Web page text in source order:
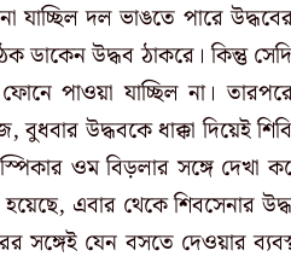
যাচ্ছিল দল ভাঙতে পারে
ডাকেন উদ্ধব ঠাকরে। কিন্তু
পাওয়া যাচ্ছিল না।
উদ্ধবকে ধাক্কা দিয়েই
ওম বিড়লার সঙ্গে দেখা
এবার থেকে শিবসেনার
সঙ্গেই যেন বসতে দেওয়ার